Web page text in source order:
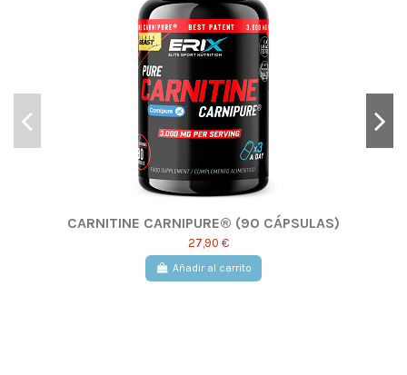
CARNITINE CARNIPURE® (90 CÁPSULAS)
27,90 €
Añadir al carrito